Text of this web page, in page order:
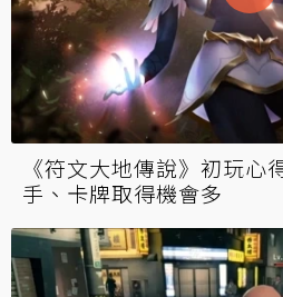
《符文大地傳說》初玩心
手、卡牌取得機會多